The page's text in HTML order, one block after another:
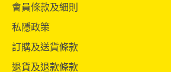
會員條款及細則
私隱政策
訂購及送貨條款
退貨及退款條款